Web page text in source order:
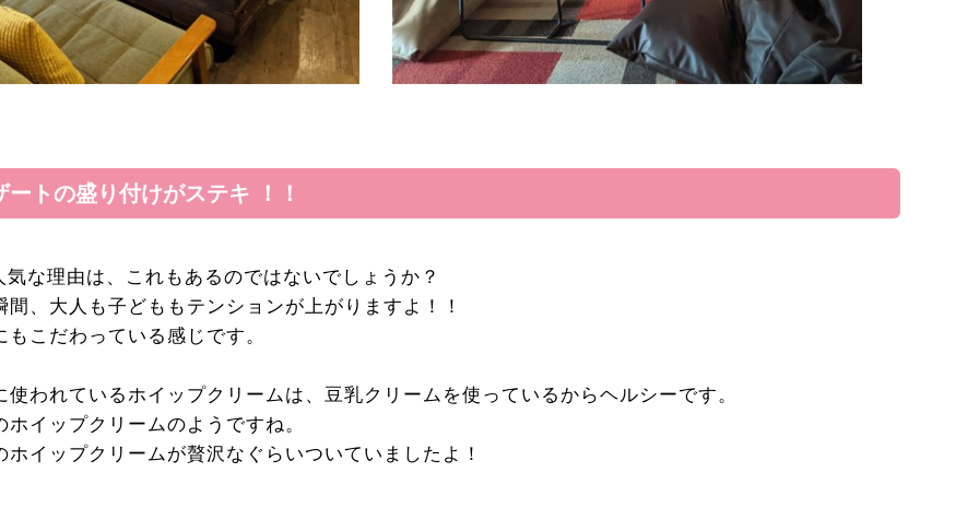
ートの盛り付けがステキ ！！
な理由は、これもあるのではないでしょうか？
間、大人も子どももテンションが上がりますよ！！
もこだわっている感じです。
使われているホイップクリームは、豆乳クリームを使っているからヘルシーです。
ホイップクリームのようですね。
ホイップクリームが贅沢なぐらいついていましたよ！